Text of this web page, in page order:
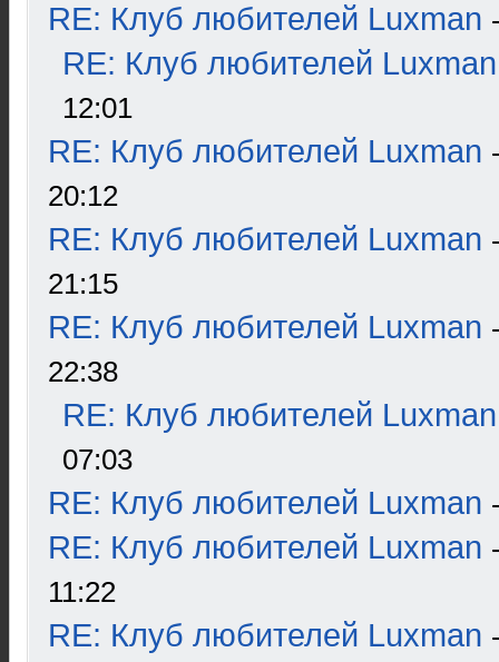
RE: Клуб любителей Luxman
RE: Клуб любителей Luxman
12:01
RE: Клуб любителей Luxman
20:12
RE: Клуб любителей Luxman
21:15
RE: Клуб любителей Luxman
22:38
RE: Клуб любителей Luxman
07:03
RE: Клуб любителей Luxman
RE: Клуб любителей Luxman
11:22
RE: Клуб любителей Luxman